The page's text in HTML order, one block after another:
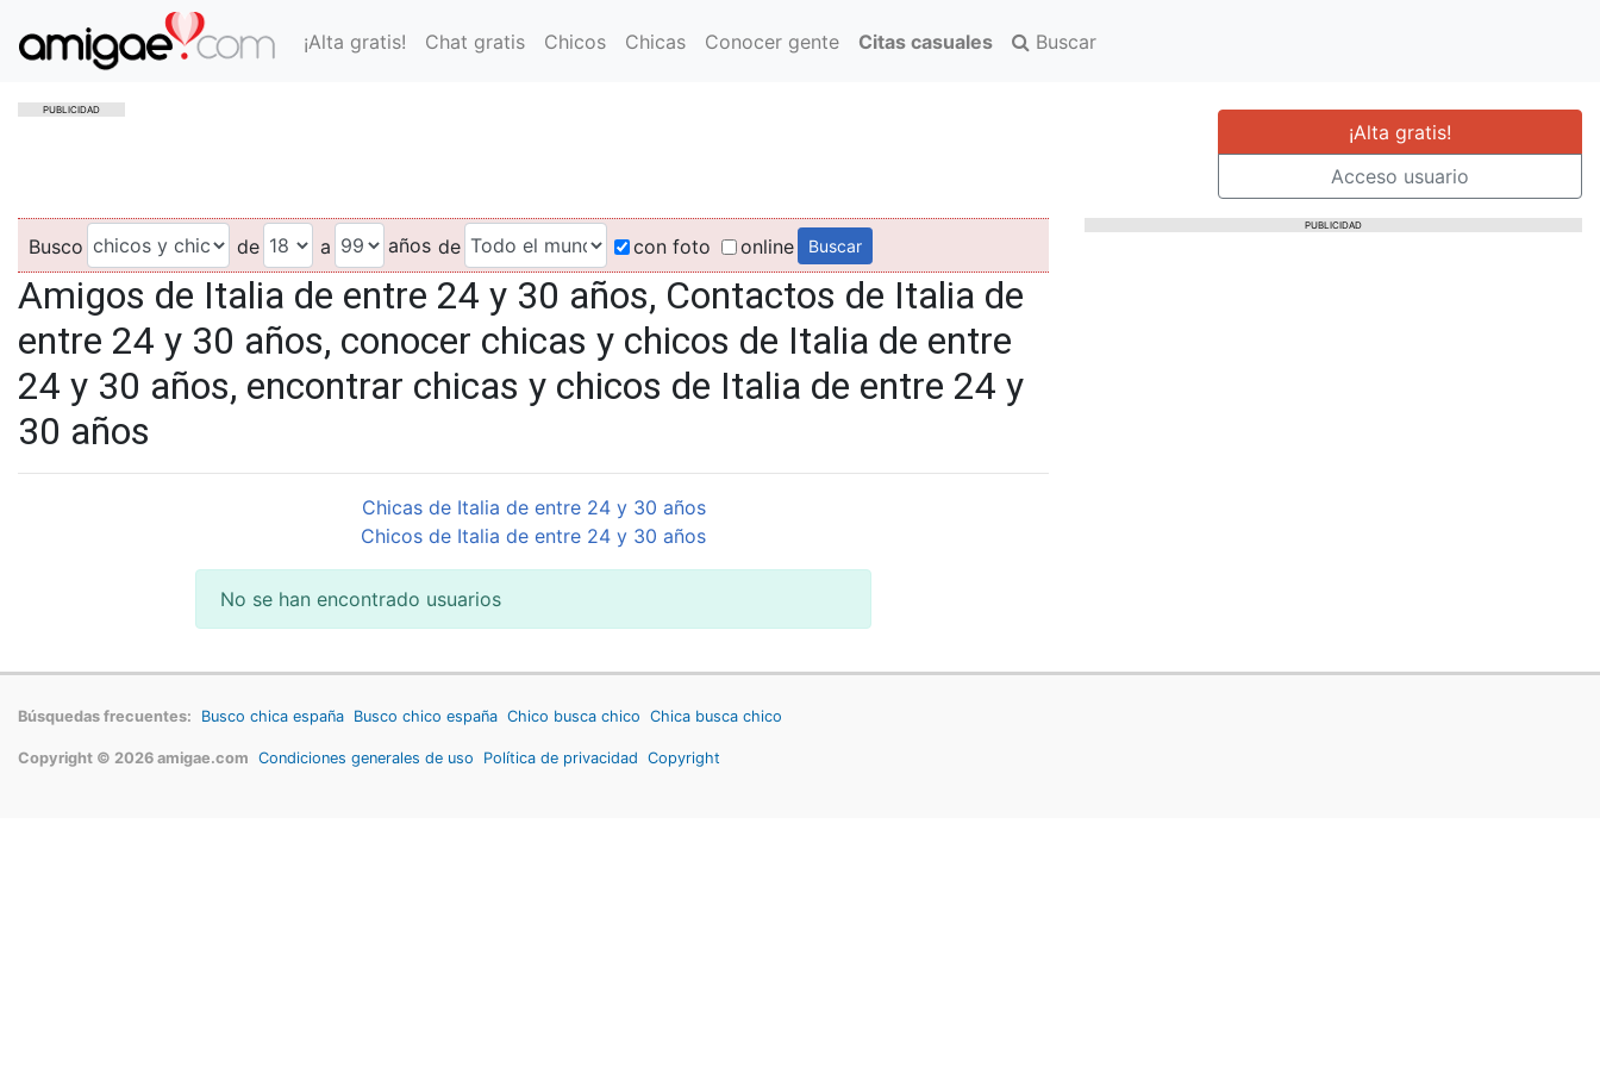
¡Alta gratis! Chat gratis Chicos Chicas Conocer gente Citas casuales Buscar
PUBLICIDAD
¡Alta gratis!
Acceso usuario
Busco de a años de con foto online
Amigos de Italia de entre 24 y 30 años, Contactos de Italia de
entre 24 y 30 años, conocer chicas y chicos de Italia de entre
24 y 30 años, encontrar chicas y chicos de Italia de entre 24 y
30 años
Chicas de Italia de entre 24 y 30 años
Chicos de Italia de entre 24 y 30 años
No se han encontrado usuarios
PUBLICIDAD
Búsquedas frecuentes: Busco chica españa Busco chico españa Chico busca chico Chica busca chico
Copyright © 2026 amigae.com Condiciones generales de uso Política de privacidad Copyright